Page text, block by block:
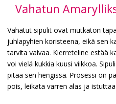
Vahatun
Vahatut sipulit ovat mutkaton
juhlapyhien koristeena, eikä sen
tarvita vaivaa. Kierreteline estää
voi vielä kukkia kuusi viikkoa.
pitää sen hengissä. Prosessi on
pois, leikata varren alas ja